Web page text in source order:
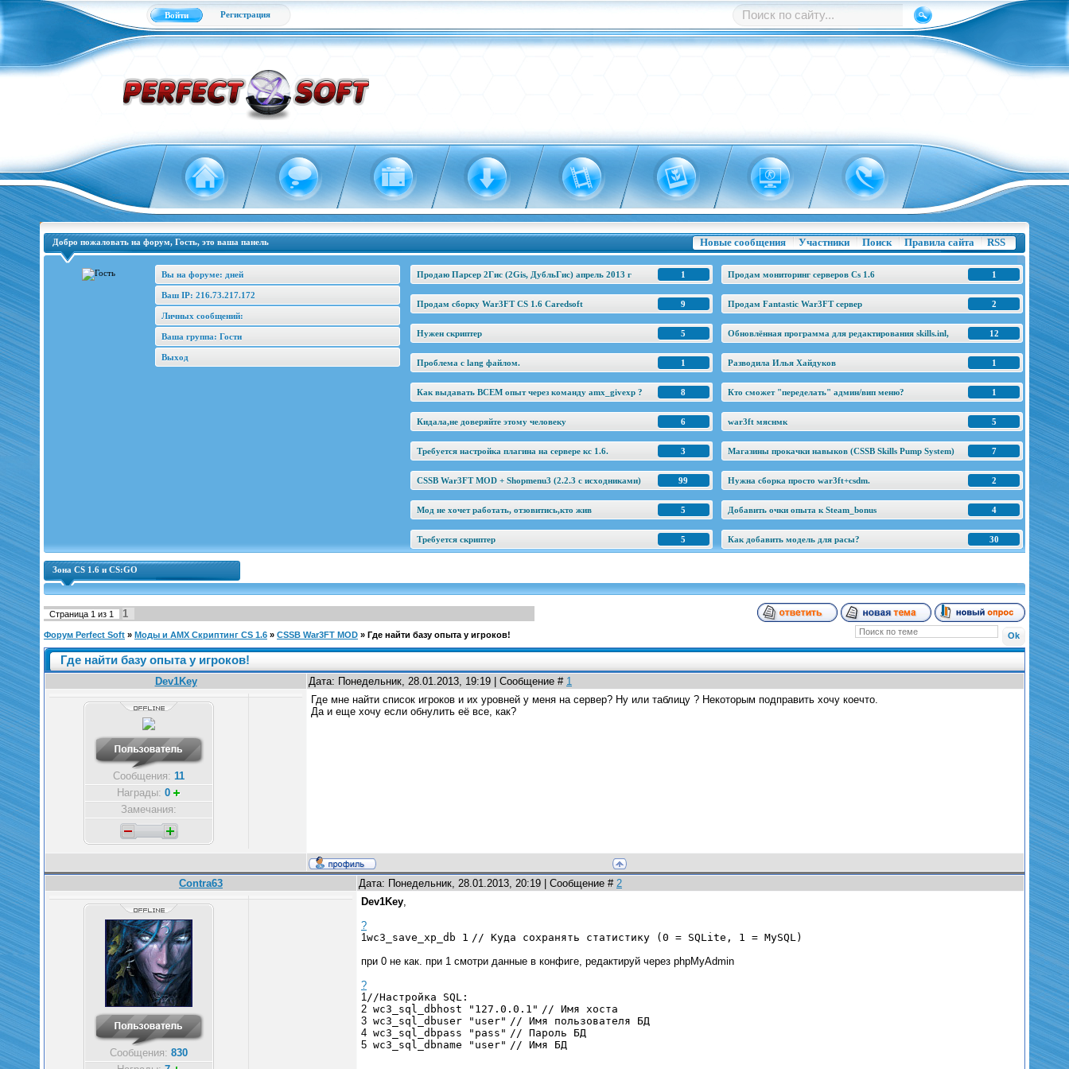
Войти Регистрация
Новые сообщения Участники Поиск Правила сайта RSS
Добро пожаловать на форум, Гость, это ваша панель
Вы на форуме: дней
Ваш IP: 216.73.217.172
Личных сообщений:
Ваша группа: Гости
Выход
1
Продаю Парсер 2Гис (2Gis, ДубльГис) апрель 2013 г 1
Продам мониторинг серверов Cs 1.6
9
Продам сборку War3FT CS 1.6 Caredsoft 2
Продам Fantastic War3FT сервер
5
Нужен скриптер 12
Обновлённая программа для редактирования skills.inl,
1
Проблема с lang файлом. 1
Разводила Илья Хайдуков
8
Как выдавать ВСЕМ опыт через команду amx_givexp ? 1
Кто сможет "переделать" админ/вип меню?
6
Кидала,не доверяйте этому человеку 5
war3ft мяснмк
3
Требуется настройка плагина на сервере кс 1.6. 7
Магазины прокачки навыков (CSSB Skills Pump System)
99
CSSB War3FT MOD + Shopmenu3 (2.2.3 c исходниками) 2
Нужна сборка просто war3ft+csdm.
5
Мод не хочет работать, отзовитись,кто жив 4
Добавить очки опыта к Steam_bonus
5
Требуется скриптер 30
Как добавить модель для расы?
Зона CS 1.6 и CS:GO
Страница 1 из 1 1
Форум Perfect Soft » Моды и AMX Скриптинг CS 1.6 » CSSB War3FT MOD » Где найти базу опыта у игроков!
Где найти базу опыта у игроков!
Dev1Key Дата: Понедельник, 28.01.2013, 19:19 | Сообщение # 1
Сообщения: 11
Награды: 0
Замечания:
Где мне найти список игроков и их уровней у меня на сервер? Ну или таблицу ? Некоторым подправить хочу коечто.
Да и еще хочу если обнулить её все, как?
Contra63 Дата: Понедельник, 28.01.2013, 20:19 | Сообщение # 2
Сообщения: 830
Dev1Key,
?
1wc3_save_xp_db 1 // Куда сохранять статистику (0 = SQLite, 1 = MySQL)
при 0 не как. при 1 смотри данные в конфиге, редактируй через phpMyAdmin
?
1
2
3
4
5
//Настройка SQL:
wc3_sql_dbhost
"127.0.0.1" // Имя хоста
wc3_sql_dbuser
"user" // Имя пользователя БД
wc3_sql_dbpass
"pass" // Пароль БД
wc3_sql_dbname
"user" // Имя БД